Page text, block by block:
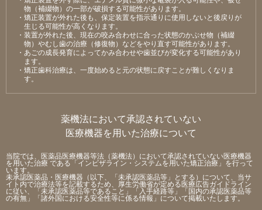
物（補綴物）の⼀部が破損する可能性があります。
・矯正装置が外れた後も、保定装置を指⽰通りに使⽤しないと後戻りが
⽣じる可能性が⾼くなります。
・装置が外れた後、現在の咬み合わせに合った状態のかぶせ物（補綴
物）やむし⻭の治療（修復物）などをやり直す可能性があります。
・あごの成⻑発育によってかみ合わせや⻭並びが変化する可能性があり
ます。
・矯正⻭科治療は、⼀度始めると元の状態に戻すことが難しくなりま
す。
薬機法において承認されていない
医療機器を用いた治療について
当院では、医薬品医療機器等法（薬機法）において承認されていない医療機器
を用いた治療 である「インビザライン・システムを用いた矯正治療」を行って
います。
未承認医薬品・医療機器（以下、「未承認医薬品等」とする）について、当サ
イト内で治療法等を記載するため、厚生労働省が定める医療広告ガイドライン
に従い、「未承認医薬品等であること」「入手経路等」「国内の承認医薬品等
の有無」「諸外国における安全性等に係る情報」について掲載いたします。